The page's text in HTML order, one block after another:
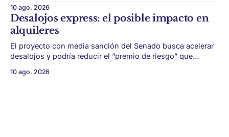
inmuebles. Buscar una propiedad ya no depende solo de
recorrer inmobiliarias o revisar avisos sueltos. El
ecosistema proptech —la combinación entre property y
technology— está cambiando la
10 ago. 2026
Desalojos express: el posible impacto en
alquileres
El proyecto con media sanción del Senado busca acelerar
desalojos y podría reducir el “premio de riesgo” que
mercado de alquileres podría sumar un nuevo cambio
10 ago. 2026